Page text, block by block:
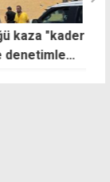
değil"